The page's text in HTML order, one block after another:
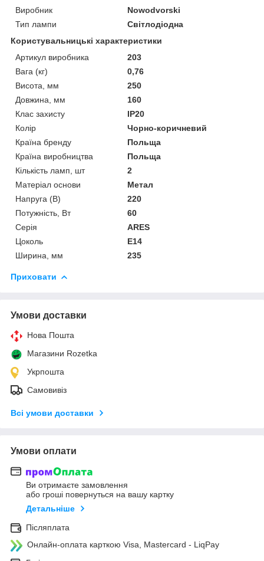
Виробник
Nowodvorski
Тип лампи
Світлодіодна
Користувальницькі характеристики
Артикул виробника
203
Вага (кг)
0,76
Висота, мм
250
Довжина, мм
160
Клас захисту
IP20
Колір
Чорно-коричневий
Країна бренду
Польща
Країна виробництва
Польща
Кількість ламп, шт
2
Матеріал основи
Метал
Напруга (В)
220
Потужність, Вт
60
Серія
ARES
Цоколь
E14
Ширина, мм
235
Приховати
Умови доставки
Нова Пошта
Магазини Rozetka
Укрпошта
Самовивіз
Всі умови доставки
Умови оплати
Ви отримаєте замовлення
або гроші повернуться на вашу картку
Детальніше
Післяплата
Онлайн-оплата карткою Visa, Mastercard - LiqPay